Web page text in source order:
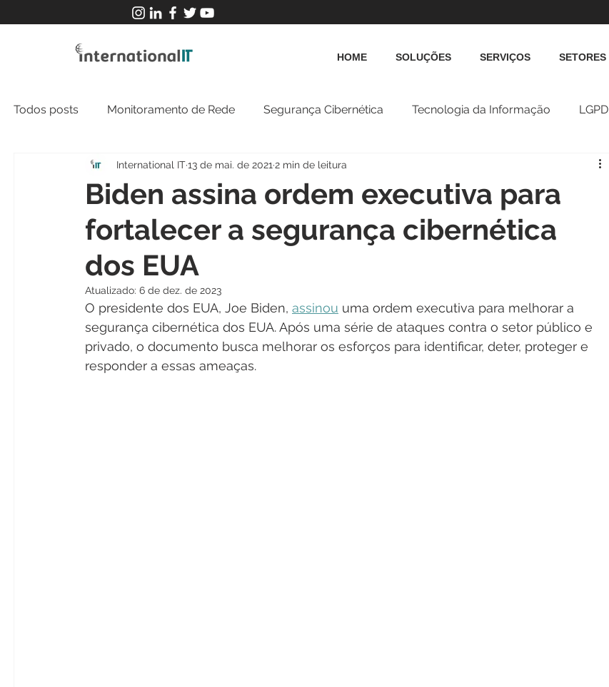
HOME SOLUÇÕES SERVIÇOS SETORES
Todos posts Monitoramento de Rede Segurança Cibernética Tecnologia da Informação LGPD
NOC Tecnologia Operacional
Biden assina ordem executiva para
fortalecer a segurança cibernética
dos EUA
International IT13 de mai. de 2021 2 min de leitura
Atualizado: 6 de dez. de 2023
O presidente dos EUA, Joe Biden, assinou uma ordem executiva para melhorar a
segurança cibernética dos EUA. Após uma série de ataques contra o setor público e
privado, o documento busca melhorar os esforços para identificar, deter, proteger e
responder a essas ameaças.